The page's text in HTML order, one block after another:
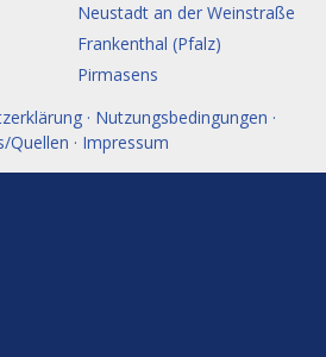
Neustadt an der Weinstraße
Frankenthal (Pfalz)
Pirmasens
· Nutzungsbedingungen ·
Quellen · Impressum